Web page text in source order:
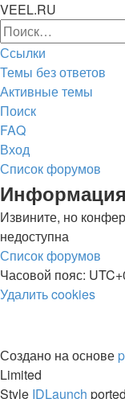
VEEL.RU
Ссылки
Темы без ответов
Активные темы
Поиск
FAQ
Вход
Список форумов
Поиск
Информация
Извините, но
недоступна
Список форумов
Часовой пояс:
Удалить cookies
Создано на основе
Limited
Style IDLaunch